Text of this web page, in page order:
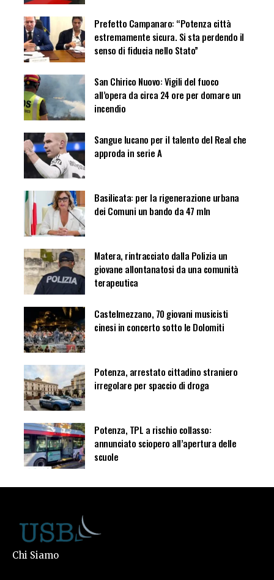
Prefetto Campanaro: “Potenza città
estremamente sicura. Si sta perdendo il
senso di fiducia nello Stato”
San Chirico Nuovo: Vigili del fuoco
all’opera da circa 24 ore per domare un
incendio
Sangue lucano per il talento del Real che
approda in serie A
Basilicata: per la rigenerazione urbana
dei Comuni un bando da 47 mln
Matera, rintracciato dalla Polizia un
giovane allontanatosi da una comunità
terapeutica
Castelmezzano, 70 giovani musicisti
cinesi in concerto sotto le Dolomiti
Potenza, arrestato cittadino straniero
irregolare per spaccio di droga
Potenza, TPL a rischio collasso:
annunciato sciopero all’apertura delle
scuole
Chi Siamo